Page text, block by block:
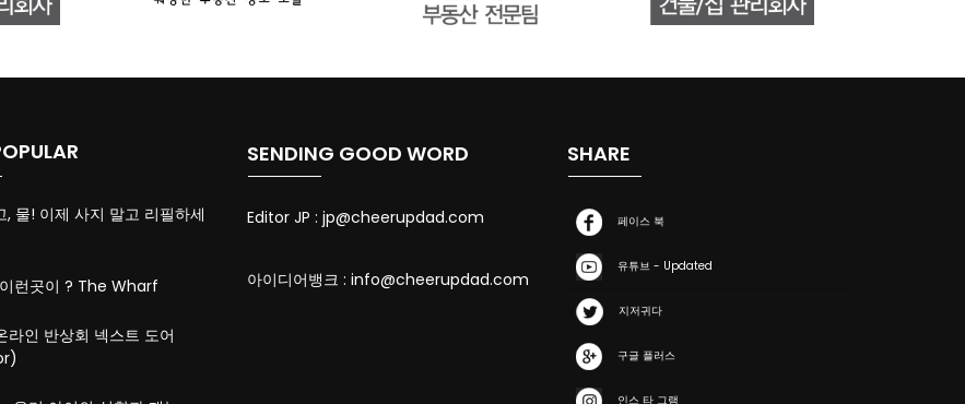
, 물! 이제 사지 말고 리필하세
런곳이 ? The Wharf
라인 반상회 넥스트 도어
SENDING GOOD WORD
Editor JP : jp@cheerupdad.com
아이디어뱅크 : info@cheerupdad.com
SHARE
페이스 북
유튜브 - Updated
지저귀다
구글 플러스
인스 타 그램